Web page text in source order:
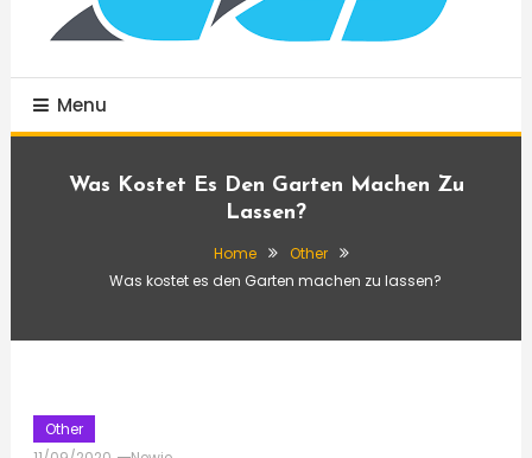
Menu
Was Kostet Es Den Garten Machen Zu
Lassen?
Home
Other
Was kostet es den Garten machen zu lassen?
Other